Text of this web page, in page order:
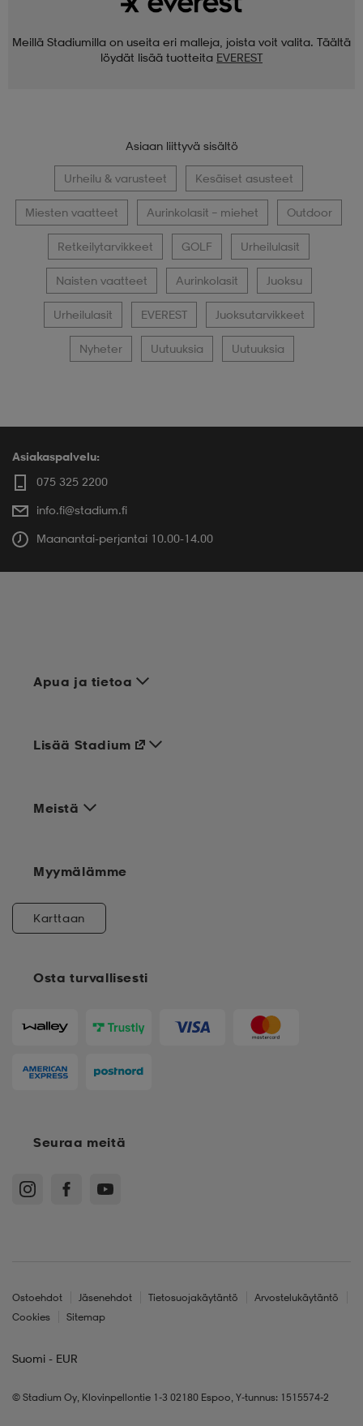
Meillä Stadiumilla on useita eri malleja, joista voit valita. Täältä
löydät lisää tuotteita EVEREST
Asiaan liittyvä sisältö
Urheilu & varusteet Kesäiset asusteet
Miesten vaatteet Aurinkolasit – miehet Outdoor
Retkeilytarvikkeet GOLF Urheilulasit
Naisten vaatteet Aurinkolasit Juoksu
Urheilulasit EVEREST Juoksutarvikkeet
Nyheter Uutuuksia Uutuuksia
Asiakaspalvelu:
075 325 2200
info.fi@stadium.fi
Maanantai-perjantai 10.00-14.00
Apua ja tietoa
Meistä
Osta turvallisesti
Lisää Stadium
Myymälämme
Karttaan
Seuraa meitä
Ostoehdot Jäsenehdot Tietosuojakäytäntö
Arvostelukäytäntö
Cookies
Sitemap
Suomi - EUR
© Stadium Oy, Klovinpellontie 1-3 02180 Espoo, Y-tunnus: 1515574-2